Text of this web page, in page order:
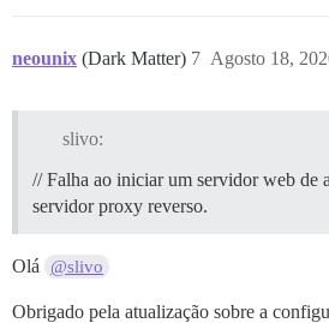
neounix (Dark Matter) Agosto 18,
7
slivo:
// Falha ao iniciar um servidor web de
servidor proxy reverso.
Olá @slivo
Obrigado pela atualização sobre a